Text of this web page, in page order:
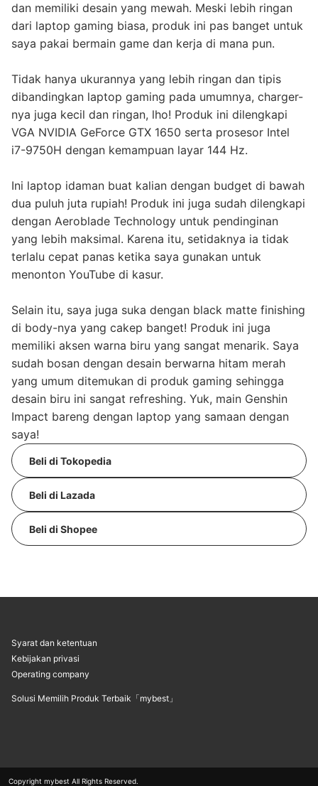
dan memiliki desain yang mewah. Meski lebih ringan
dari laptop gaming biasa, produk ini pas banget untuk
saya pakai bermain game dan kerja di mana pun.
Tidak hanya ukurannya yang lebih ringan dan tipis
dibandingkan laptop gaming pada umumnya, charger-
nya juga kecil dan ringan, lho! Produk ini dilengkapi
VGA NVIDIA GeForce GTX 1650 serta prosesor Intel
i7-9750H dengan kemampuan layar 144 Hz.
Ini laptop idaman buat kalian dengan budget di bawah
dua puluh juta rupiah! Produk ini juga sudah dilengkapi
dengan Aeroblade Technology untuk pendinginan
yang lebih maksimal. Karena itu, setidaknya ia tidak
terlalu cepat panas ketika saya gunakan untuk
menonton YouTube di kasur.
Selain itu, saya juga suka dengan black matte finishing
di body-nya yang cakep banget! Produk ini juga
memiliki aksen warna biru yang sangat menarik. Saya
sudah bosan dengan desain berwarna hitam merah
yang umum ditemukan di produk gaming sehingga
desain biru ini sangat refreshing. Yuk, main Genshin
Impact bareng dengan laptop yang samaan dengan
saya!
Beli di Tokopedia
Beli di Lazada
Beli di Shopee
Syarat dan ketentuan
Kebijakan privasi
Operating company
Solusi Memilih Produk Terbaik「mybest」
Copyright mybest All Rights Reserved.